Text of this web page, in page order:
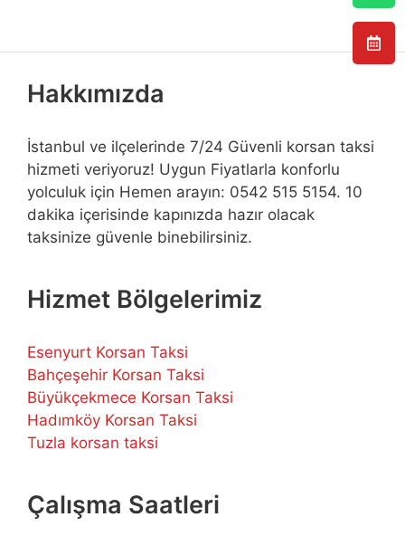
Hakkımızda
İstanbul ve ilçelerinde 7/24 Güvenli korsan taksi
hizmeti veriyoruz! Uygun Fiyatlarla konforlu
yolculuk için Hemen arayın: 0542 515 5154. 10
dakika içerisinde kapınızda hazır olacak
taksinize güvenle binebilirsiniz.
Hizmet Bölgelerimiz
Esenyurt Korsan Taksi
Bahçeşehir Korsan Taksi
Büyükçekmece Korsan Taksi
Hadımköy Korsan Taksi
Tuzla korsan taksi
Çalışma Saatleri